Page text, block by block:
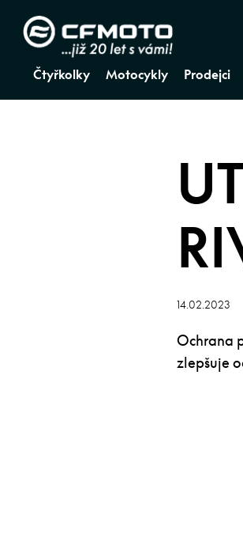
Čtyřkolky Motocykly Prodejci
14.02.2023
Ochrana
zlepšuje